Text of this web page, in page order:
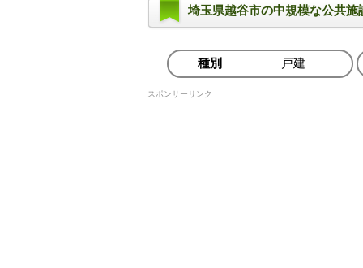
埼玉県越谷市の中規模な公共
種別 戸建
スポンサーリンク